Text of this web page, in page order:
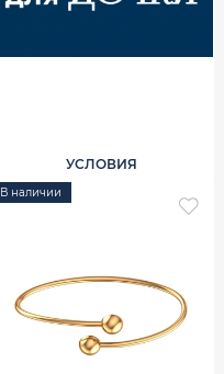
УСЛОВИЯ
В наличии